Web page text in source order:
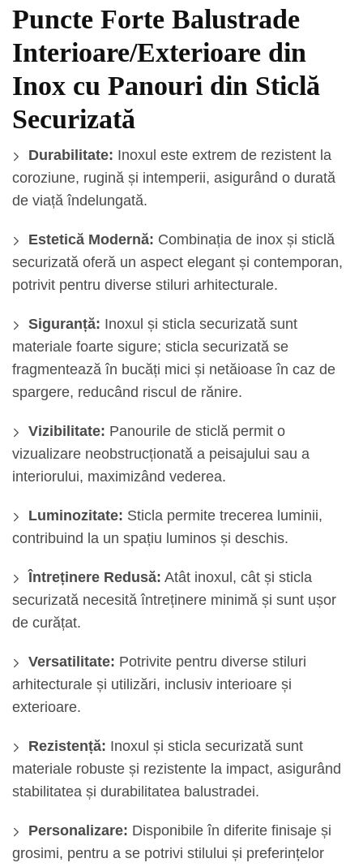
Puncte Forte Balustrade
Interioare/Exterioare din
Inox cu Panouri din Sticlă
Securizată
Durabilitate: Inoxul este extrem de rezistent la
coroziune, rugină și intemperii, asigurând o durată
de viață îndelungată.
Estetică Modernă: Combinația de inox și sticlă
securizată oferă un aspect elegant și contemporan,
potrivit pentru diverse stiluri arhitecturale.
Siguranță: Inoxul și sticla securizată sunt
materiale foarte sigure; sticla securizată se
fragmentează în bucăți mici și netăioase în caz de
spargere, reducând riscul de rănire.
Vizibilitate: Panourile de sticlă permit o
vizualizare neobstrucționată a peisajului sau a
interiorului, maximizând vederea.
Luminozitate: Sticla permite trecerea luminii,
contribuind la un spațiu luminos și deschis.
Întreținere Redusă: Atât inoxul, cât și sticla
securizată necesită întreținere minimă și sunt ușor
de curățat.
Versatilitate: Potrivite pentru diverse stiluri
arhitecturale și utilizări, inclusiv interioare și
exterioare.
Rezistență: Inoxul și sticla securizată sunt
materiale robuste și rezistente la impact, asigurând
stabilitatea și durabilitatea balustradei.
Personalizare: Disponibile în diferite finisaje și
grosimi, pentru a se potrivi stilului și preferințelor